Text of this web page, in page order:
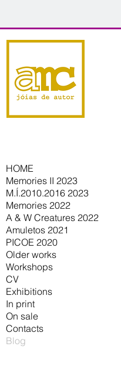
HOME
Memories II 2023
M.Í.2010.2016 2023
Memories 2022
A & W Creatures 2022
Amuletos 2021
PICOE 2020
Older works
Workshops
CV
Exhibitions
In print
On sale
Contacts
Blog